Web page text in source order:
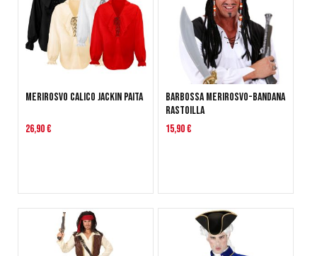
Merirosvo Calico Jackin paita
26,90 €
Barbossa Merirosvo-bandana
rastoilla
15,90 €